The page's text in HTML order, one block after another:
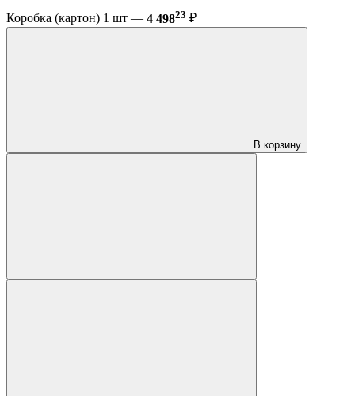
Коробка (картон) 1 шт — 4 49823 ₽
В корзину